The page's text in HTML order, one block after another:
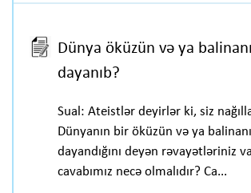
Dünya öküzün və ya
dayanıb?
Sual: Ateistlər deyirlər ki, siz
Dünyanın bir öküzün və ya
dayandığını deyən rəvayətləriniz
cavabımız necə olmalıdır? Ca...